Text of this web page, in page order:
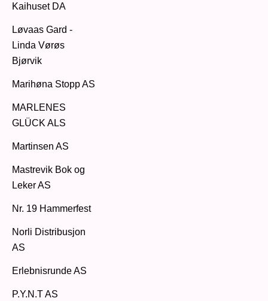
Kaihuset DA
Løvaas Gard -
Linda Vørøs
Bjørvik
Marihøna Stopp AS
MARLENES
GLÜCK ALS
Martinsen AS
Mastrevik Bok og
Leker AS
Nr. 19 Hammerfest
Norli Distribusjon
AS
Erlebnisrunde AS
P.Y.N.T AS